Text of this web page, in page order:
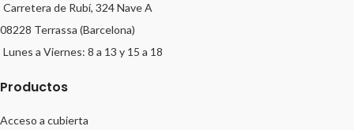
Carretera de Rubí, 324 Nave A
08228 Terrassa (Barcelona)
Lunes a Viernes: 8 a 13 y 15 a 18
Productos
Acceso a cubierta